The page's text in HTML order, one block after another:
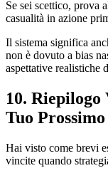
Se sei scettico, prova
casualità in azione
Il sistema significa
non è dovuto a bias
aspettative realistiche
10. Riepilogo
Tuo
Hai visto come brevi
vincite quando